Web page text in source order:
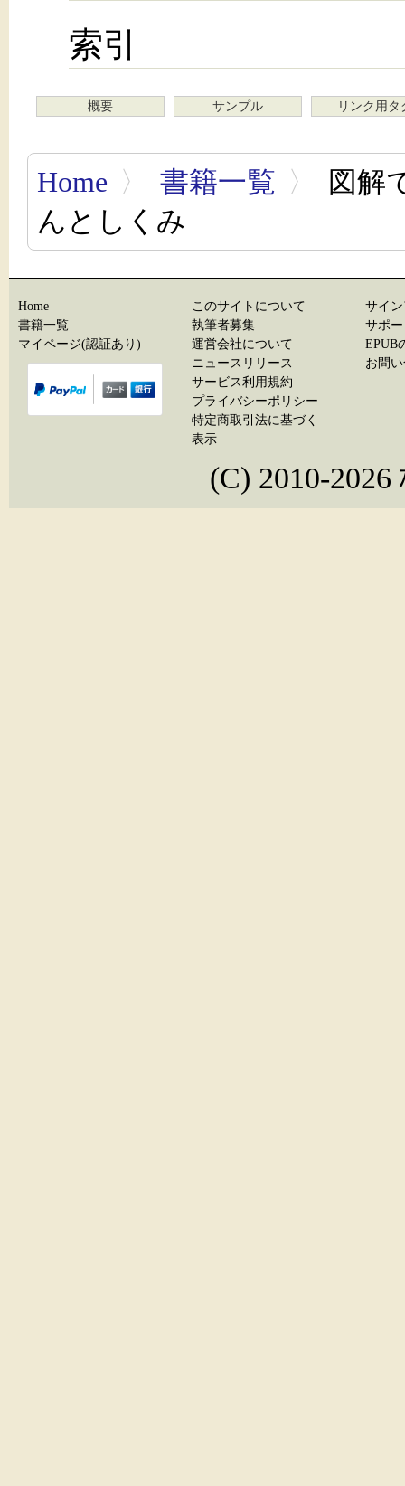
索引
概要 サンプル リンク用タ
Home 〉 書籍一覧 〉
図解
んとしくみ
Home
書籍一覧
マイページ(認証あり)
このサイトについて
執筆者募集
運営会社について
ニュースリリース
サービス利用規約
プライバシーポリシー
特定商取引法に基づく
表示
サイ
サポ
EPUB
お問
(C) 2010-